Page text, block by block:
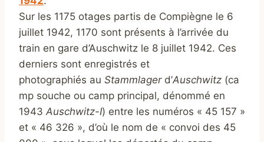
Sur les 1175 otages partis de Compiègne le 6
juillet 1942, 1170 sont présents à l’arrivée du
train en gare d’Auschwitz le 8 juillet 1942. Ces
derniers sont enregistrés et
photographiés au Stammlagerd’Auschwitz (ca
mp souche ou camp principal, dénommé en
1943 Auschwitz-I) entre les numéros « 45 157 »
et « 46 326 », d’où le nom de « convoi des 45